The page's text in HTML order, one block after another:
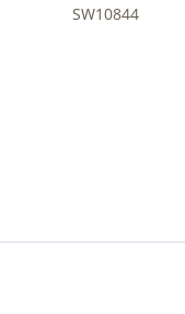
SW10844